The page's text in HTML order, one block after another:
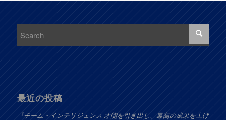
最近の投稿
『チーム・インテリジェンス 才能を引き出し、最高の成果を上げ